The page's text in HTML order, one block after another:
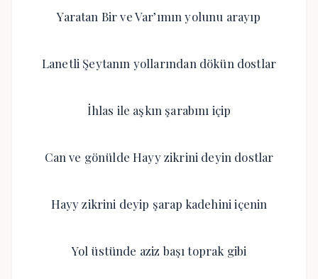
Yaratan Bir ve Var’ımın yolunu arayıp
Lanetli Şeytanın yollarından dökün dostlar
İhlas ile aşkın şarabını içip
Can ve gönülde Hayy zikrini deyin dostlar
Hayy zikrini deyip şarap kadehini içenin
Yol üstünde aziz başı toprak gibi